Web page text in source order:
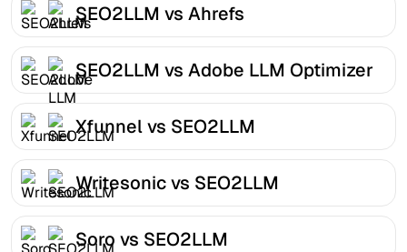
SEO2LLM vs Ahrefs
SEO2LLM vs Adobe LLM Optimizer
Xfunnel vs SEO2LLM
Writesonic vs SEO2LLM
Soro vs SEO2LLM